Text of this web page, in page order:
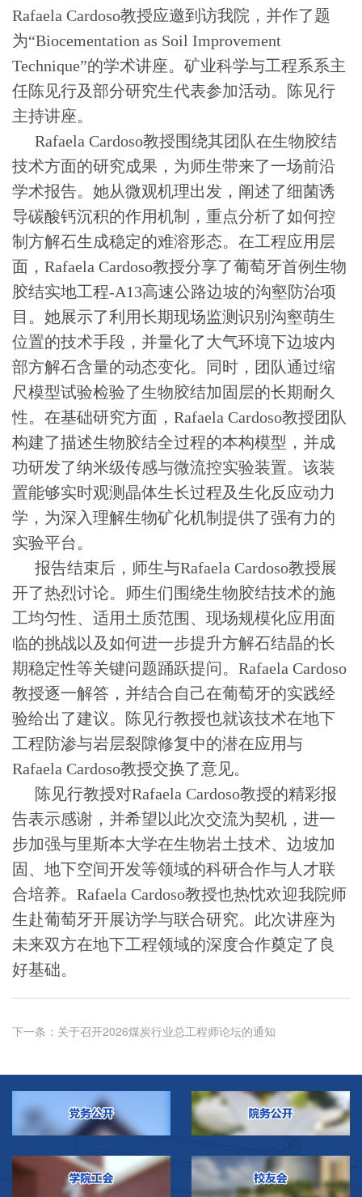
Rafaela Cardoso教授应邀到访我院，并作了题
为“Biocementation as Soil Improvement
Technique”的学术讲座。矿业科学与工程系系主
任陈见行及部分研究生代表参加活动。陈见行
主持讲座。
Rafaela Cardoso教授围绕其团队在生物胶结
技术方面的研究成果，为师生带来了一场前沿
学术报告。她从微观机理出发，阐述了细菌诱
导碳酸钙沉积的作用机制，重点分析了如何控
制方解石生成稳定的难溶形态。 在工程应用层
面， Rafaela Cardoso教授分享了葡萄牙首例生物
胶结实地工程-A13高速公路边坡的沟壑防治项
目。她展示了利用长期现场监测识别沟壑萌生
位置的技术手段，并量化了大气环境下边坡内
部方解石含量的动态变化。同时，团队通过缩
尺模型试验检验了生物胶结加固层的长期耐久
性。在基础研究方面， Rafaela Cardoso教授团队
构建了描述生物胶结全过程的本构模型，并成
功研发了纳米级传感与微流控实验装置。该装
置能够实时观测晶体生长过程及生化反应动力
学，为深入理解生物矿化机制提供了强有力的
实验平台。
报告结束后，师生与Rafaela Cardoso教授展
开了热烈讨论。师生们围绕生物胶结技术的施
工均匀性、适用土质范围、现场规模化应用面
临的挑战以及如何进一步提升方解石结晶的长
期稳定性等关键问题踊跃提问。 Rafaela Cardoso
教授逐一解答，并结合自己在葡萄牙的实践经
验给出了建议。陈见行教授也就该技术在地下
工程防渗与岩层裂隙修复中的潜在应用与
Rafaela Cardoso教授交换了意见。
陈见行教授对Rafaela Cardoso教授的精彩报
告表示感谢，并希望以此次交流为契机，进一
步加强与里斯本大学在生物岩土技术、边坡加
固、地下空间开发等领域的科研合作与人才联
合培养。 Rafaela Cardoso教授也热忱欢迎我院师
生赴葡萄牙开展访学与联合研究。此次讲座为
未来双方在地下工程领域的深度合作奠定了良
好基础。
下一条： 关于召开2026煤炭行业总工程师论坛的通知